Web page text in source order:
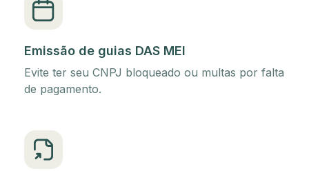
Emissão de guias DAS MEI
Evite ter seu CNPJ bloqueado ou multas por falta
de pagamento.